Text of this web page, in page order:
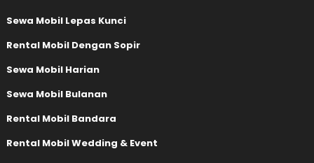
Sewa Mobil Lepas Kunci
Rental Mobil Dengan Sopir
Sewa Mobil Harian
Sewa Mobil Bulanan
Rental Mobil Bandara
Rental Mobil Wedding & Event